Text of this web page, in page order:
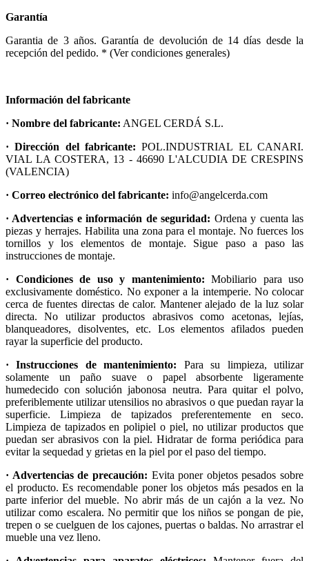
Garantía
Garantia de 3 años. Garantía de devolución de 14 días desde la
recepción del pedido. * (Ver condiciones generales)
Información del fabricante
· Nombre del fabricante: ANGEL CERDÁ S.L.
· Dirección del fabricante: POL.INDUSTRIAL EL CANARI.
VIAL LA COSTERA, 13 - 46690 L'ALCUDIA DE CRESPINS
(VALENCIA)
· Correo electrónico del fabricante: info@angelcerda.com
· Advertencias e información de seguridad: Ordena y cuenta las
piezas y herrajes. Habilita una zona para el montaje. No fuerces los
tornillos y los elementos de montaje. Sigue paso a paso las
instrucciones de montaje.
· Condiciones de uso y mantenimiento: Mobiliario para uso
exclusivamente doméstico. No exponer a la intemperie. No colocar
cerca de fuentes directas de calor. Mantener alejado de la luz solar
directa. No utilizar productos abrasivos como acetonas, lejías,
blanqueadores, disolventes, etc. Los elementos afilados pueden
rayar la superficie del producto.
· Instrucciones de mantenimiento: Para su limpieza, utilizar
solamente un paño suave o papel absorbente ligeramente
humedecido con solución jabonosa neutra. Para quitar el polvo,
preferiblemente utilizar utensilios no abrasivos o que puedan rayar la
superficie. Limpieza de tapizados preferentemente en seco.
Limpieza de tapizados en polipiel o piel, no utilizar productos que
puedan ser abrasivos con la piel. Hidratar de forma periódica para
evitar la sequedad y grietas en la piel por el paso del tiempo.
· Advertencias de precaución: Evita poner objetos pesados sobre
el producto. Es recomendable poner los objetos más pesados en la
parte inferior del mueble. No abrir más de un cajón a la vez. No
utilizar como escalera. No permitir que los niños se pongan de pie,
trepen o se cuelguen de los cajones, puertas o baldas. No arrastrar el
mueble una vez lleno.